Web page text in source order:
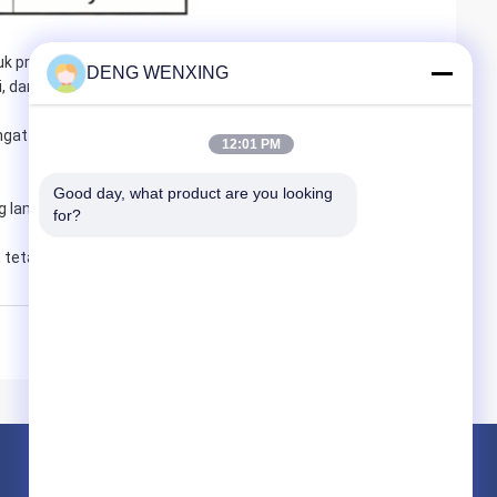
yang disegel minyak yang disimpan di gudang,
dalam kemasan standar.
dipengaruhi oleh lingkungan penyimpanan dan oleh
periksa dulu apakah ada karat.
ini tidak mempengaruhi kinerja mereka.
DENG WENXING
12:01 PM
Good day, what product are you looking
for?